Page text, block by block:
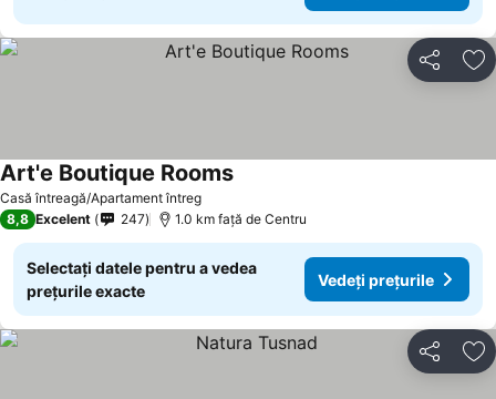
Distribuiți
Casă întreagă/Apartament întreg
Art'e Boutique Rooms
8,8 Excelent 247 1.0 km faţă de Centru
Selectați datele pentru a vedea
prețurile exacte
Vedeți prețurile
Distribuiți